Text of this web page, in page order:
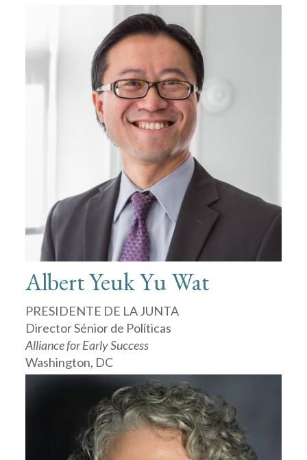
Albert Yeuk Yu Wat
PRESIDENTE DE LA JUNTA
Director Sénior de Políticas
Alliance for Early Success
Washington, DC